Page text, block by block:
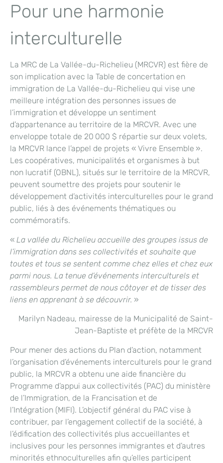
Pour une harmonie
interculturelle
La MRC de La Vallée-du-Richelieu (MRCVR) est fière de
son implication avec la Table de concertation en
immigration de La Vallée-du-Richelieu qui vise une
meilleure intégration des personnes issues de
l’immigration et développe un sentiment
d’appartenance au territoire de la MRCVR. Avec une
enveloppe totale de 20 000 $ répartie sur deux volets,
la MRCVR lance l’appel de projets « Vivre Ensemble ».
Les coopératives, municipalités et organismes à but
non lucratif (OBNL), situés sur le territoire de la MRCVR,
peuvent soumettre des projets pour soutenir le
développement d’activités interculturelles pour le grand
public, liés à des événements thématiques ou
commémoratifs.
« La vallée du Richelieu accueille des groupes issus de
l’immigration dans ses collectivités et souhaite que
toutes et tous se sentent comme chez elles et chez eux
parmi nous. La tenue d’événements interculturels et
rassembleurs permet de nous côtoyer et de tisser des
liens en apprenant à se découvrir. »
Marilyn Nadeau, mairesse de la Municipalité de Saint-
Jean-Baptiste et préfète de la MRCVR
Pour mener des actions du Plan d’action, notamment
l’organisation d’événements interculturels pour le grand
public, la MRCVR a obtenu une aide financière du
Programme d’appui aux collectivités (PAC) du ministère
de l’Immigration, de la Francisation et de
l’Intégration (MIFI). L’objectif général du PAC vise à
contribuer, par l’engagement collectif de la société, à
l’édification des collectivités plus accueillantes et
inclusives pour les personnes immigrantes et d’autres
minorités ethnoculturelles afin qu’elles participent